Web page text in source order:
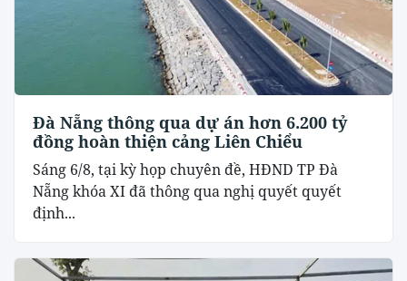
Đà Nẵng thông qua dự án hơn 6.200 tỷ
đồng hoàn thiện cảng Liên Chiểu
Sáng 6/8, tại kỳ họp chuyên đề, HĐND TP Đà
Nẵng khóa XI đã thông qua nghị quyết quyết
định...